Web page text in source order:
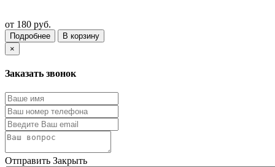
от 180 руб.
Подробнее
В корзину
×
Заказать звонок
Отправить Закрыть